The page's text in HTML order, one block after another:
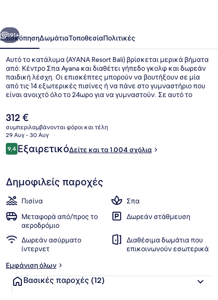
Επόμενο
191+
ΕπισκόπησηΔωμάτιαΤοποθεσίαΠολιτικές
Αυτό το κατάλυμα (AYANA Resort Bali) βρίσκεται μερικά βήματα
από: Κέντρο Σπα Ayana και διαθέτει γήπεδο γκολφ και δωρεάν
παιδική λέσχη. Οι επισκέπτες μπορούν να βουτήξουν σε μία
από τις 14 εξωτερικές πισίνες ή να πάνε στο γυμναστήριο που
είναι ανοιχτό όλο το 24ωρο για να γυμναστούν. Σε αυτό το
τένις, παιδική λέσχη και λεωφορειάκι για την παραλία. Για το
εξυπηρετικό προσωπικό και τη συνολική κατάσταση του
καταλύματος το κατάλυμα λαμβάνει καλή βαθμολογία από
τους ταξιδιώτες.
Η
τρέχουσα
τιμή
είναι
312 €
312 €
συμπεριλαμβάνονται φόροι και τέλη
29 Αυγ - 30 Αυγ
Σχόλια
9,49,4 στα 10
ΕξαιρετικόΔείτε και τα 1.004 σχόλια
Δημοφιλείς παροχές
Πισίνα
Σπα
Μεταφορά από/προς το
αεροδρόμιο
Δωρεάν στάθμευση
Δωρεάν ασύρματο
ίντερνετ
Διαθέσιμα δωμάτια που
επικοινωνούν εσωτερικά
Εμφάνιση όλων
Βασικές παροχές (12)